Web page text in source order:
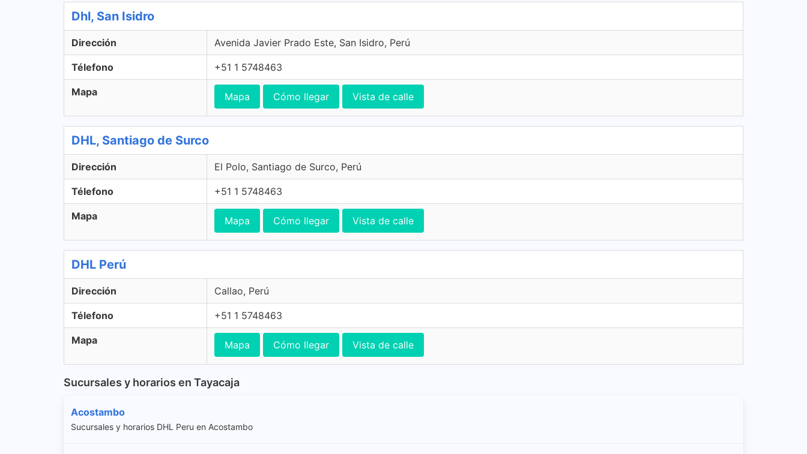
Dhl, San Isidro
Dirección Avenida Javier Prado Este, San Isidro, Perú
Télefono +51 1 5748463
Mapa Mapa Cómo llegar Vista de calle
DHL, Santiago de Surco
Dirección El Polo, Santiago de Surco, Perú
Télefono +51 1 5748463
Mapa Mapa Cómo llegar Vista de calle
DHL Perú
Dirección Callao, Perú
Télefono +51 1 5748463
Mapa Mapa Cómo llegar Vista de calle
Sucursales y horarios en Tayacaja
Acostambo
Sucursales y horarios DHL Peru en Acostambo